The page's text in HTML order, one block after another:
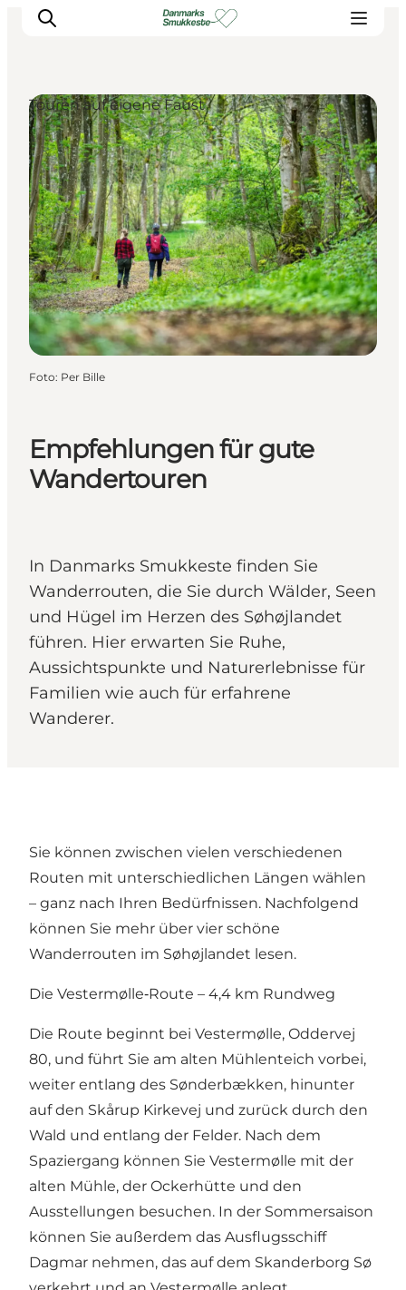
Erleben Sie die Natur
Entdecken Sie die Städte
Reiseplanung
Empfehlungen für gute
Wandertouren
In Danmarks Smukkeste finden Sie
Wanderrouten, die Sie durch Wälder, Seen
und Hügel im Herzen des Søhøjlandet
führen. Hier erwarten Sie Ruhe,
Aussichtspunkte und Naturerlebnisse für
Familien wie auch für erfahrene
Wanderer.
Touren auf eigene Faust
Foto: Per Bille
Sie können zwischen vielen verschiedenen
Routen mit unterschiedlichen Längen wählen
– ganz nach Ihren Bedürfnissen. Nachfolgend
können Sie mehr über vier schöne
Wanderrouten im Søhøjlandet lesen.
Die Vestermølle‑Route – 4,4 km Rundweg
Die Route beginnt bei Vestermølle, Oddervej
80, und führt Sie am alten Mühlenteich vorbei,
weiter entlang des Sønderbækken, hinunter
auf den Skårup Kirkevej und zurück durch den
Wald und entlang der Felder. Nach dem
Spaziergang können Sie Vestermølle mit der
alten Mühle, der Ockerhütte und den
Ausstellungen besuchen. In der Sommersaison
können Sie außerdem das Ausflugsschiff
Dagmar nehmen, das auf dem Skanderborg Sø